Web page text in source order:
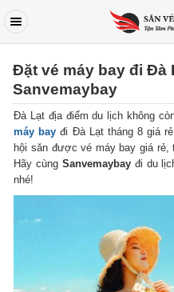
Đặt vé máy bay đi Đà
Sanvemaybay
Đà Lạt địa điểm du lịch không
máy bay đi Đà Lạt tháng 8 giá
hội săn được vé máy bay giá
Hãy cùng Sanvemaybayđi du
nhé!